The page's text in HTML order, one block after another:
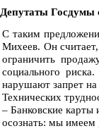
Депутаты Госдумы
С таким
Михеев. Он
ограничить
социального
нарушают запрет
Технических
– Банковские карты
осознать: мы имеем